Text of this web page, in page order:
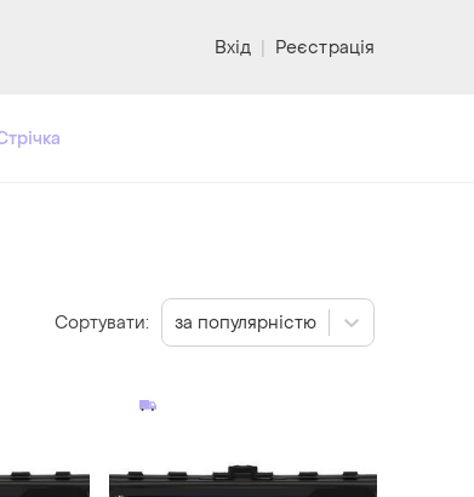
Вхід | Реєстрація
Сортувати: за популярністю